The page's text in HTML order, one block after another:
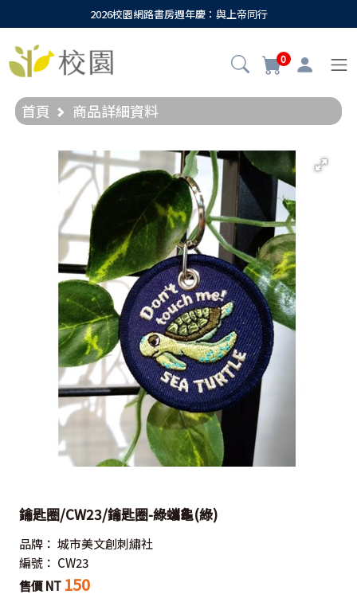
2026校園網路書房週年慶：與上帝同行
0
首頁 商品詳細資料
鑰匙圈/CW23/鑰匙圈-綠蠵龜(綠)
品牌： 城市美文創刺繡社
編號： CW23
售價 NT 150